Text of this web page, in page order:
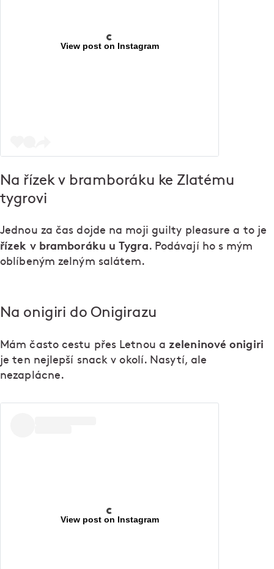
View post on Instagram
Na řízek v bramboráku ke Zlatému
tygrovi
Jednou za čas dojde na moji guilty pleasure a to je
řízek v bramboráku u Tygra. Podávají ho s mým
oblíbeným zelným salátem.
Na onigiri do Onigirazu
Mám často cestu přes Letnou a zeleninové onigiri
je ten nejlepší snack v okolí. Nasytí, ale
nezaplácne.
View post on Instagram